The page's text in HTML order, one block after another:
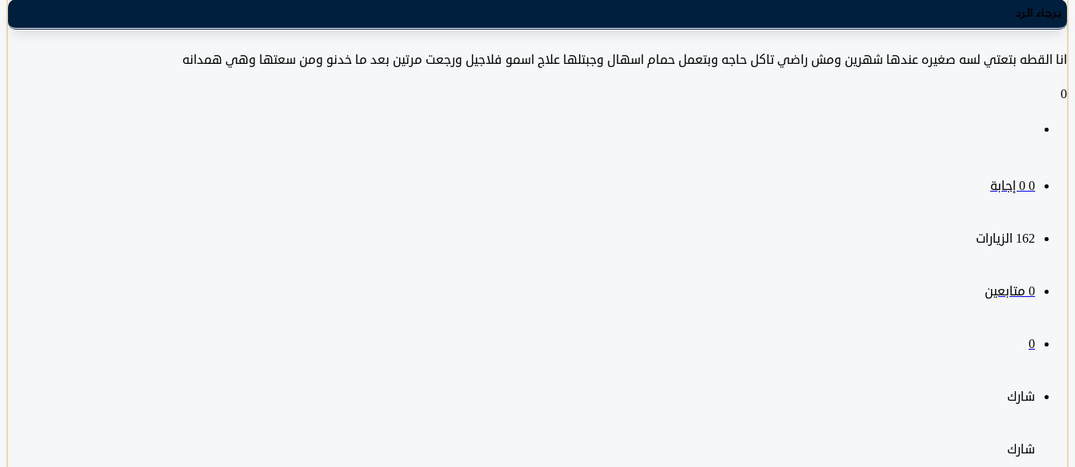
برجاء الرد
انا القطه بتعتي لسه صغيره عندها شهرين ومش راضي تاكل حاجه وبتعمل حمام اسهال وجبتلها علاج اسمو فلاجيل ورجعت مرتين بعد ما خدنو ومن سعتها وهي همدانه
0
0‫0 إجابة
162 الزيارات
0 متابعين
0
شارك
شارك